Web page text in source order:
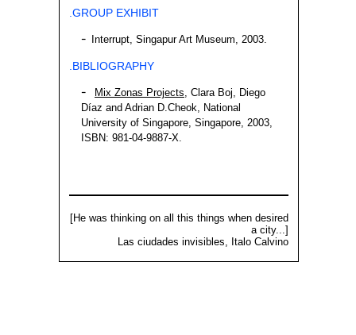
.GROUP EXHIBIT
Interrupt, Singapur Art Museum, 2003.
.BIBLIOGRAPHY
Mix Zonas Projects, Clara Boj, Diego
Díaz and Adrian D.Cheok, National
University of Singapore, Singapore, 2003,
ISBN: 981-04-9887-X.
[He was thinking on all this things when desired
a city...]
Las ciudades invisibles, Italo Calvino